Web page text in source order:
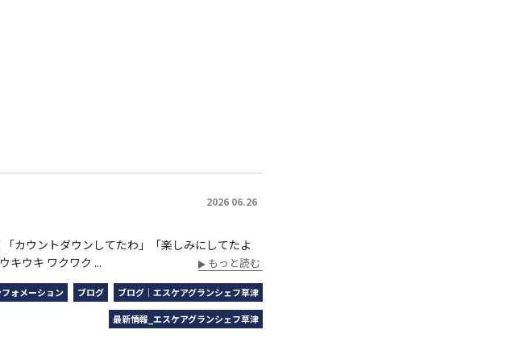
2026 06.26
カウントダウンしてたわ」「楽しみにしてたよ
キウキ ワクワク ...
もっと読む
フォメーション ブログ ブログ｜エスケアグランシェフ草津
最新情報_エスケアグランシェフ草津